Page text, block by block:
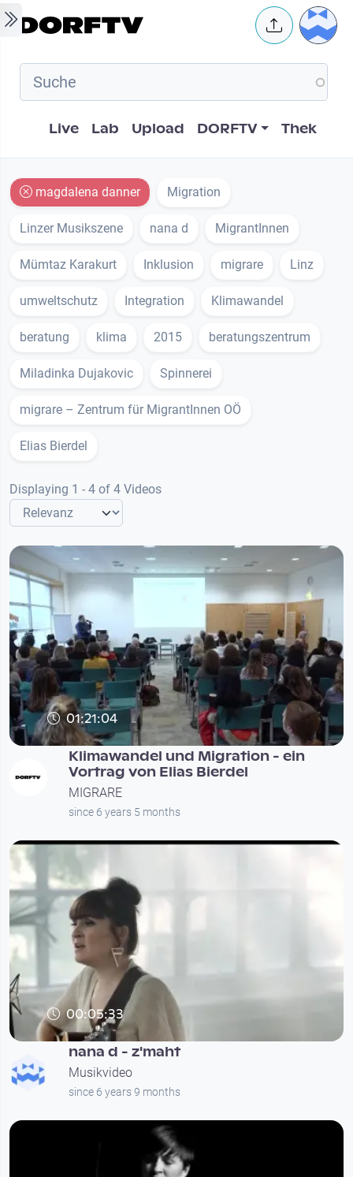
Skip to main content User
Hauptnavigation
Live Lab Upload DORFTV Thek
magdalena danner Migration
Linzer Musikszene nana d MigrantInnen
Mümtaz Karakurt Inklusion migrare Linz
umweltschutz Integration Klimawandel
beratung klima 2015 beratungszentrum
Miladinka Dujakovic Spinnerei
migrare – Zentrum für MigrantInnen OÖ
Elias Bierdel
Displaying 1 - 4 of 4 Videos
01:21:04
Klimawandel und Migration - ein
Vortrag von Elias Bierdel
MIGRARE
since 6 years 5 months
00:05:33
nana d - z'maht
Musikvideo
since 6 years 9 months